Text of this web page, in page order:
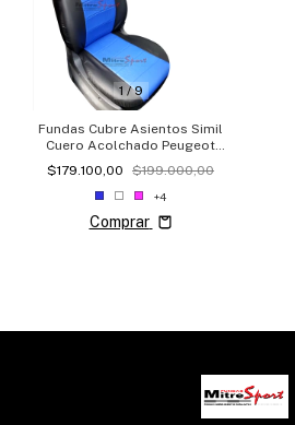
1/9
Fundas Cubre Asientos Simil
Cuero Acolchado Peugeot
Partner
$179.100,00 $199.000,00
+4
Comprar